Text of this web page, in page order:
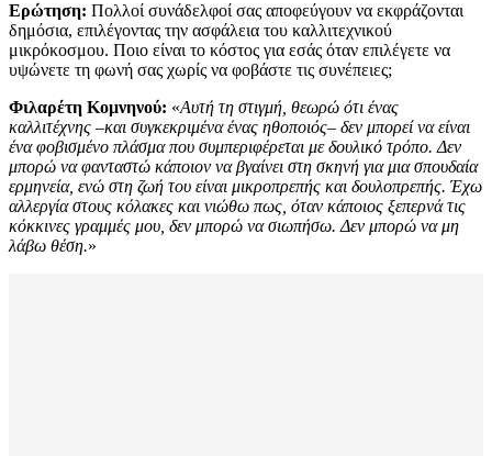
Ερώτηση: Πολλοί συνάδελφοί σας αποφεύγουν να εκφράζονται
δημόσια, επιλέγοντας την ασφάλεια του καλλιτεχνικού
μικρόκοσμου. Ποιο είναι το κόστος για εσάς όταν επιλέγετε να
υψώνετε τη φωνή σας χωρίς να φοβάστε τις συνέπειες;
Φιλαρέτη Κομνηνού: «Αυτή τη στιγμή, θεωρώ ότι ένας
καλλιτέχνης –και συγκεκριμένα ένας ηθοποιός– δεν μπορεί να είναι
ένα φοβισμένο πλάσμα που συμπεριφέρεται με δουλικό τρόπο. Δεν
μπορώ να φανταστώ κάποιον να βγαίνει στη σκηνή για μια σπουδαία
ερμηνεία, ενώ στη ζωή του είναι μικροπρεπής και δουλοπρεπής. Έχω
αλλεργία στους κόλακες και νιώθω πως, όταν κάποιος ξεπερνά τις
κόκκινες γραμμές μου, δεν μπορώ να σιωπήσω. Δεν μπορώ να μη
λάβω θέση.»